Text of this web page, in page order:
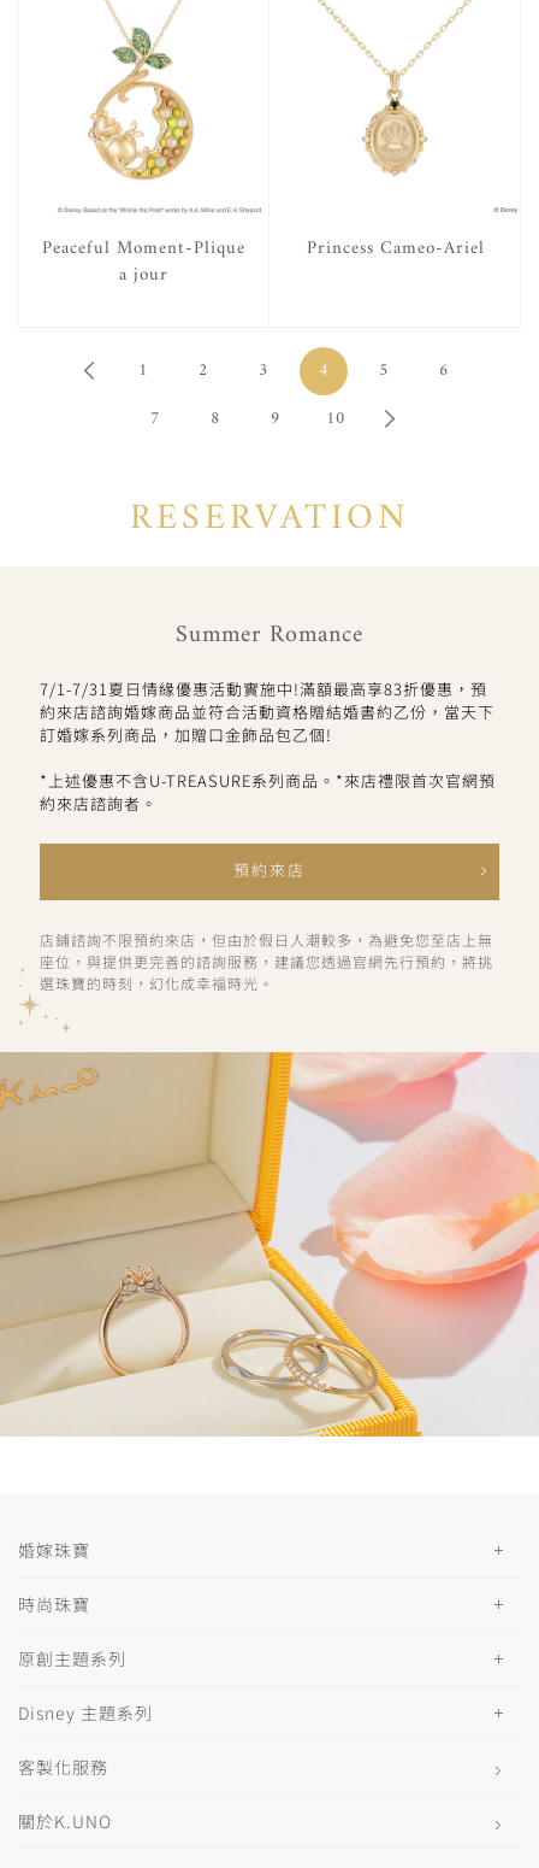
Peaceful Moment-Plique
a jour
Princess Cameo-Ariel
1 2 3 4 5
6
7
8 9 10
RESERVATION
Summer Romance
7/1-7/31夏日情緣優惠活動實施中!滿額最高享83折優惠，預
約來店諮詢婚嫁商品並符合活動資格贈結婚書約乙份，當天下
訂婚嫁系列商品，加贈口金飾品包乙個!
*上述優惠不含U-TREASURE系列商品。*來店禮限首次官網預
約來店諮詢者。
預約來店
店鋪諮詢不限預約來店，但由於假日人潮較多，為避免您至店上無
座位，與提供更完善的諮詢服務，建議您透過官網先行預約，將挑
選珠寶的時刻，幻化成幸福時光。
婚嫁珠寶
時尚珠寶
原創主題系列
Disney 主題系列
客製化服務
關於K.UNO